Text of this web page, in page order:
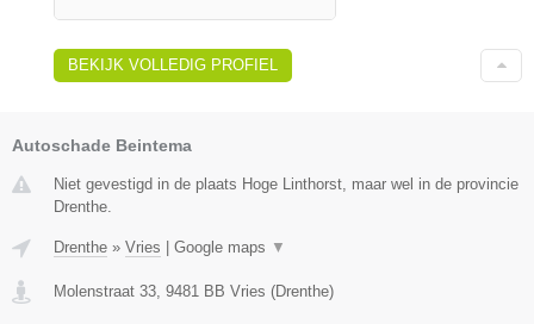
BEKIJK VOLLEDIG PROFIEL
Autoschade Beintema
Niet gevestigd in de plaats Hoge Linthorst, maar wel in de provincie
Drenthe.
Drenthe » Vries | Google maps ▼
Molenstraat 33 9481 BB Vries (Drenthe)